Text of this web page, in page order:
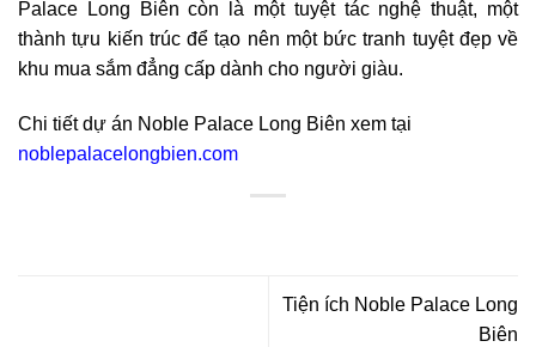
Palace Long Biên còn là một tuyệt tác nghệ thuật, một
thành tựu kiến trúc để tạo nên một bức tranh tuyệt đẹp về
khu mua sắm đẳng cấp dành cho người giàu.
Chi tiết dự án Noble Palace Long Biên xem tại
noblepalacelongbien.com
Tiện ích Noble Palace Long
Biên